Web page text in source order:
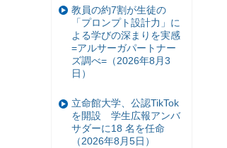
教員の約7割が生徒の
「プロンプト設計力」に
よる学びの深まりを実感
=アルサーガパートナー
ズ調べ=（2026年8月3
日）
立命館大学、公認TikTok
を開設 学生広報アンバ
サダーに18 名を任命
（2026年8月5日）